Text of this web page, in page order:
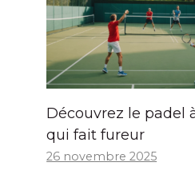
Découvrez le padel
qui fait fureur
26 novembre 2025